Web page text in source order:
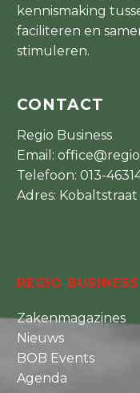
kennismaking
faciliteren en
stimuleren.
CONTACT
Regio Business
Email:
Telefoon: 013-
Adres: Kobaltstraat
REGIO BUSINESS
Zakenmagazines
Nieuws
BOB Events
Agenda